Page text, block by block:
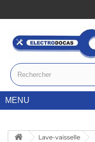
MENU
Lave-vaisselle